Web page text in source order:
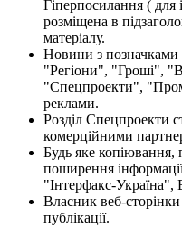
Гіперпосилання ( для
розміщена в
матеріалу.
Новини з
"Регіони", "Гроші",
"Спецпроекти",
реклами.
Розділ Спецпроекти
комерційними
Будь яке копіювання,
поширення
"Інтерфакс-Україна",
Власник веб-
публікації.